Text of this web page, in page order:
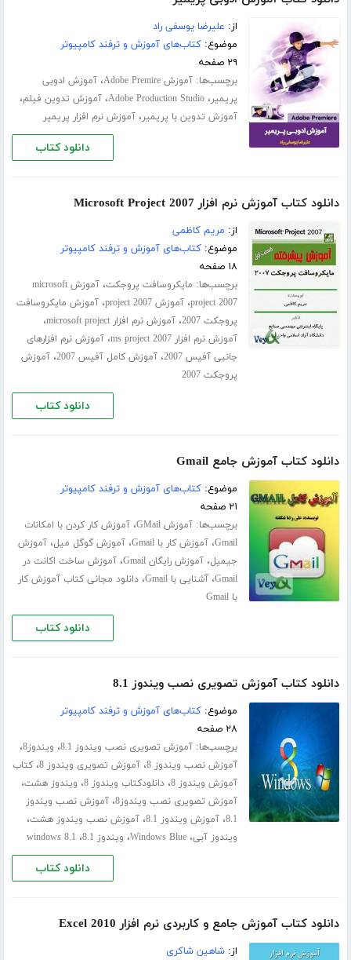
از: علیرضا یوسفی راد
موضوع:کتاب‌های آموزش و ترفند کامپیوتر
۲۹ صفحه
برچسب‌ها:آموزش Adobe Premire ،آموزش ادوبی
پریمیر،Adobe Production Studio،آموزش تدوین فیلم،
آموزش تدوین با پریمیر،آموزش نرم افزار پریمیر
دانلود کتاب
دانلود کتاب آموزش نرم افزار Microsoft Project 2007
از: مریم کاظمی
موضوع:کتاب‌های آموزش و ترفند کامپیوتر
۱۸ صفحه
برچسب‌ها: مایکروسافت پروجکت،
آموزش microsoft
project 2007،آموزش project 2007 ،آموزش مایکروسافت
پروجکت 2007
،آموزش نرم افزار microsoft project ،
آموزش نرم افزار ms project 2007 ،آموزش نرم افزارهای
جانبی آفیس 2007
،آموزش کامل آفیس 2007 ،آموزش
پروجکت 2007
دانلود کتاب
دانلود کتاب آموزش جامع Gmail
موضوع:کتاب‌های آموزش و ترفند کامپیوتر
۲۱ صفحه
برچسب‌ها:آموزش GMail ،آموزش کار کردن با امکانات
Gmail،آموزش کار با Gmail ،آموزش گوگل میل،آموزش
جیمیل،آموزش رایگان Gmail ،آموزش ساخت اکانت در
Gmail،آشنایی با Gmail ،دانلود مجانی کتاب آموزش کار
با Gmail
دانلود کتاب
دانلود کتاب آموزش تصویری نصب ویندوز 8.1
موضوع:کتاب‌های آموزش و ترفند کامپیوتر
۲۸ صفحه
برچسب‌ها:آموزش تصویری نصب ویندوز 8.1 ، ویندوز8 ،
آموزش نصب ویندوز 8 ،آموزش تصویری ویندوز 8 ،کتاب
آموزش ویندوز 8 ،دانلودکتاب ویندوز 8 ، ویندوز هشت،
آموزش تصویری نصب ویندوز8 ،آموزش نصب ویندوز
8.1،آموزش ویندوز 8.1 ،آموزش نصب ویندوز هشت،
ویندوز آبی،Windows Blue، ویندوز 8.1 ، windows 8.1
دانلود کتاب
دانلود کتاب آموزش جامع و کاربردی نرم افزار Excel 2010
از:شاهین شاکری